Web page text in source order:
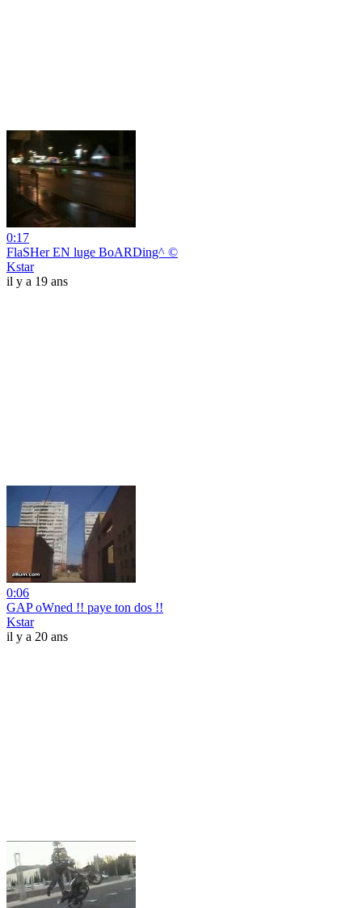
0:17
FlaSHer EN luge BoARDing^ ©
Kstar
il y a 19 ans
0:06
GAP oWned !! paye ton dos !!
Kstar
il y a 20 ans